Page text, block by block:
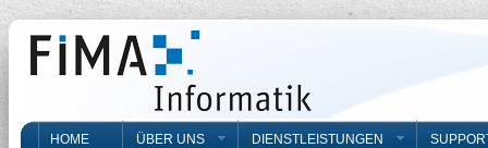
HOME ÜBER UNS DIENSTLEISTUNGEN